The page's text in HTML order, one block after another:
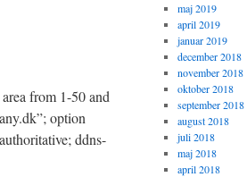
from 1-50 and
option
ddns-
maj 2019
april 2019
januar 2019
december 2018
november 2018
oktober 2018
september 2018
august 2018
juli 2018
maj 2018
april 2018